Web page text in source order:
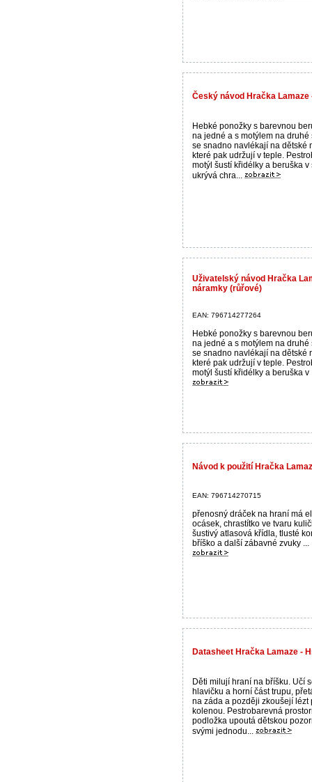
Český návod Hračka
Hebké ponožky s barevnou
na jedné a s motýlem na druhé
se snadno navlékají na dětské
které pak udržují v teple.
motýl šustí křidélky a beruška v
ukrývá chra...
Uživatelský návod Hračka
náramky (růřové)
EAN: 796714277264
Hebké ponožky s barevnou
na jedné a s motýlem na druhé
se snadno navlékají na dětské
které pak udržují v teple.
motýl šustí křidélky a beruška v
Návod k použití Hračka
EAN: 796714270715
přenosný dráček na hraní má
ocásek, chrastítko ve tvaru
šustivý atlasová křídla, tlusté
bříško a další zábavné zvuky ...
Datasheet Hračka Lamaze -
Děti milují hraní na bříšku. Učí
hlavičku a horní část trupu,
na záda a později zkoušejí lézt
kolenou. Pestrobarevná
podložka upoutá dětskou
svými jednodu...